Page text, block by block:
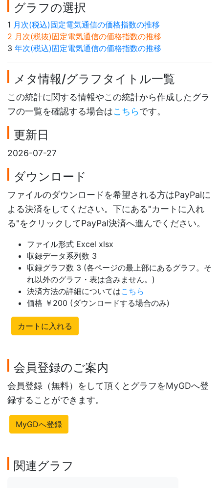
グラフの選択
1 月次(税込)固定電気通信の価格指数の推移
2 月次(税抜)固定電気通信の価格指数の推移
3 年次(税込)固定電気通信の価格指数の推移
メタ情報/グラフタイトル一覧
この統計に関する情報やこの統計から作成したグラ
フの一覧を確認する場合はこちらです。
更新日
2026-07-27
ダウンロード
ファイルのダウンロードを希望される方はPayPalに
よる決済をしてください。下にある"カートに入れ
る"をクリックしてPayPal決済へ進んでください。
ファイル形式 Excel xlsx
収録データ系列数 3
収録グラフ数 3 (各ページの最上部にあるグラフ。そ
れ以外のグラフ・表は含みません。)
決済方法の詳細についてはこちら
価格 ￥200 (ダウンロードする場合のみ)
カートに入れる
会員登録のご案内
会員登録（無料）をして頂くとグラフをMyGDへ登
録することができます。
MyGDへ登録
関連グラフ